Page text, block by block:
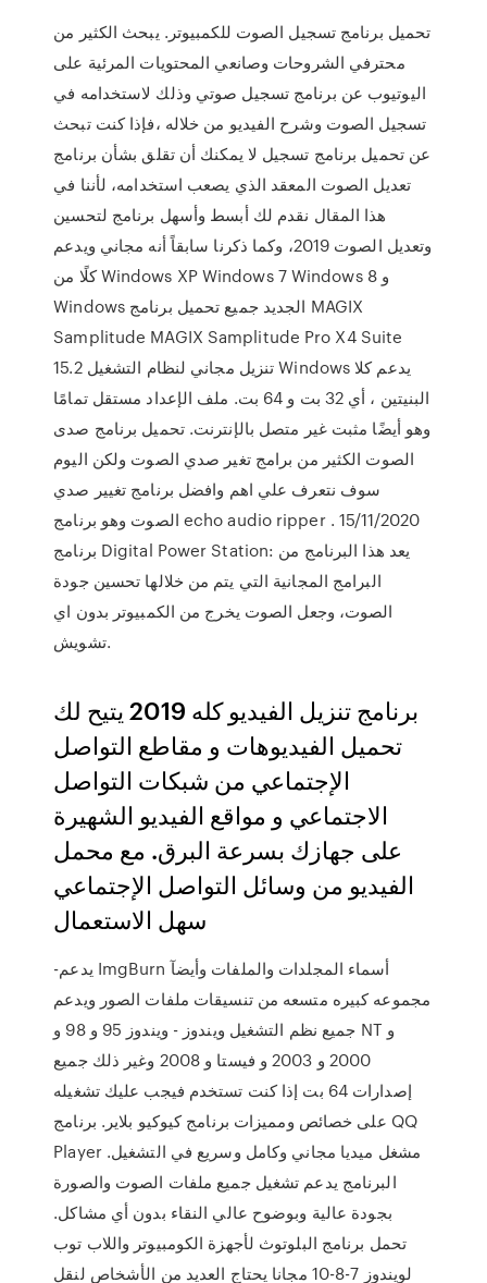
تحميل برنامج تسجيل الصوت للكمبيوتر. يبحث الكثير من
محترفي الشروحات وصانعي المحتويات المرئية على
اليوتيوب عن برنامج تسجيل صوتي وذلك لاستخدامه في
تسجيل الصوت وشرح الفيديو من خلاله ،فإذا كنت تبحث
عن تحميل برنامج تسجيل لا يمكنك أن تقلق بشأن برنامج
تعديل الصوت المعقد الذي يصعب استخدامه، لأننا في
هذا المقال نقدم لك أبسط وأسهل برنامج لتحسين
وتعديل الصوت 2019، وكما ذكرنا سابقاً أنه مجاني ويدعم
كلًا من Windows XP Windows 7 Windows 8 و
Windows الجديد جميع تحميل برنامج MAGIX
Samplitude MAGIX Samplitude Pro X4 Suite
15.2 تنزيل مجاني لنظام التشغيل Windows يدعم كلا
البنيتين ، أي 32 بت و 64 بت. ملف الإعداد مستقل تمامًا
وهو أيضًا مثبت غير متصل بالإنترنت. تحميل برنامج صدى
الصوت الكثير من برامج تغير صدي الصوت ولكن اليوم
سوف نتعرف علي اهم وافضل برنامج تغيير صدي
الصوت وهو برنامج echo audio ripper . 15/11/2020
برنامج Digital Power Station: يعد هذا البرنامج من
البرامج المجانية التي يتم من خلالها تحسين جودة
الصوت، وجعل الصوت يخرج من الكمبيوتر بدون اي
تشويش.
برنامج تنزيل الفيديو كله 2019 يتيح لك
تحميل الفيديوهات و مقاطع التواصل
الإجتماعي من شبكات التواصل
الاجتماعي و مواقع الفيديو الشهيرة
على جهازك بسرعة البرق. مع محمل
الفيديو من وسائل التواصل الإجتماعي
سهل الاستعمال
-يدعم ImgBurn أسماء المجلدات والملفات وأيضآ
مجموعه كبيره متسعه من تنسيقات ملفات الصور ويدعم
جميع نظم التشغيل ويندوز - ويندوز 95 و 98 و NT و
2000 و 2003 و فيستا و 2008 وغير ذلك جميع
إصدارات 64 بت إذا كنت تستخدم فيجب عليك تشغيله
على خصائص ومميزات برنامج كيوكيو بلاير. برنامج QQ
Player مشغل ميديا مجاني وكامل وسريع في التشغيل.
البرنامج يدعم تشغيل جميع ملفات الصوت والصورة
بجودة عالية وبوضوح عالي النقاء بدون أي مشاكل.
تحمل برنامج البلوتوث لأجهزة الكومبيوتر واللاب توب
لويندوز 7-8-10 مجانا يحتاج العديد من الأشخاص لنقل